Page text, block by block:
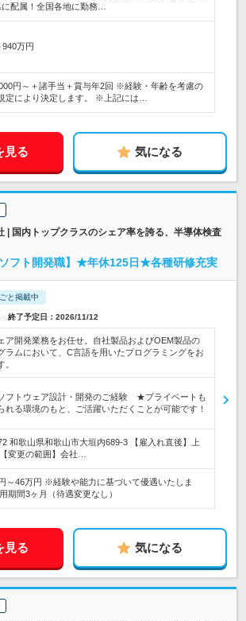
配属！全国各地に勤務…
940万円
円～＋諸手当＋賞与年2回 ※経験・年齢を考慮の
定により決定します。 ※上記には…
見る 気になる
| 国内トップクラスのシェア率を誇る、半導体検査
フト開発職】★年休125日★各種研修充実
と掲載中
終了予定日：2026/11/12
ア開発業務をお任せ。自社製品およびOEM製品の
ラムにおいて、C言語を用いたプログラミングをお
。
ソフトウェア設計・開発のご経験 ★プライベートも
れる環境のもと、ご活躍いただくことが可能です！
和歌山県和歌山市大垣内689-3 【雇入れ直後】上
変更の範囲】会社…
～46万円 ※経験や能力に基づいて優遇いたしま
期間3ヶ月（待遇変更なし）
見る 気になる